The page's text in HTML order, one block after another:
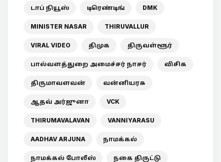
டாப் நியூஸ் டிரெண்டிங் DMK
MINISTER NASAR THIRUVALLUR
VIRAL VIDEO திமுக திருவள்ளூர்
பால்வளத்துறை அமைச்சர் நாசர் விசிக
திருமாவளவன் வன்னியரசு
ஆதவ் அர்ஜுனா VCK
THIRUMAVALAVAN VANNIYARASU
AADHAV ARJUNA நாமக்கல்
நாமக்கல் போலீஸ் நகை திருட்டு